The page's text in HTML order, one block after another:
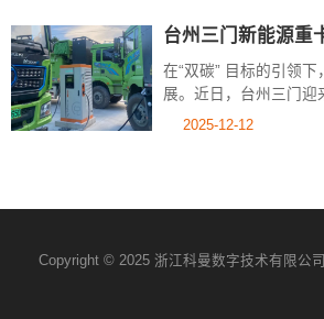
入我们的重卡充电桩事
在“双碳” 目标的引领
展。近日，台州三门迎
—— 新能源重卡充换
2025-12-12
Copyright © 2025 浙江科曼数字技术有限公